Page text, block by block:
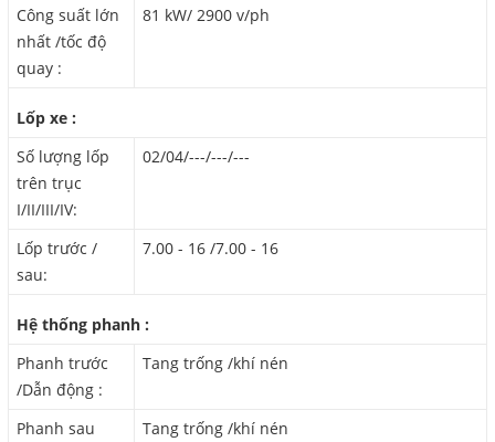
Công suất lớn
nhất /tốc độ
quay :
81 kW/ 2900 v/ph
Lốp xe :
Số lượng lốp
trên trục
I/II/III/IV:
02/04/---/---/---
Lốp trước /
sau:
7.00 - 16 /7.00 - 16
Hệ thống phanh :
Phanh trước
/Dẫn động :
Tang trống /khí nén
Phanh sau
Tang trống /khí nén